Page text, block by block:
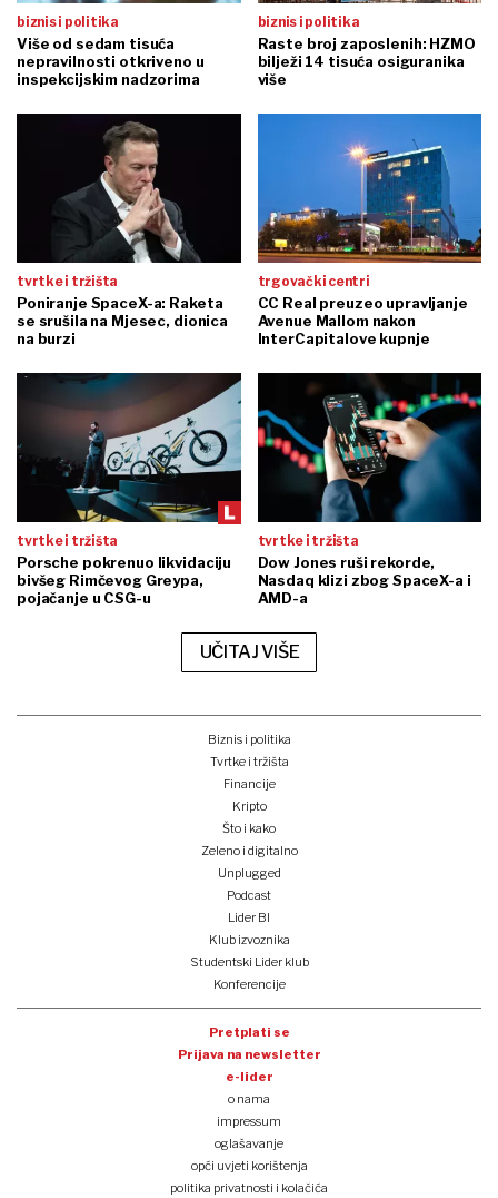
biznis i politika
Više od sedam tisuća
nepravilnosti otkriveno u
inspekcijskim nadzorima
biznis i politika
Raste broj zaposlenih: HZMO
bilježi 14 tisuća osiguranika
više
tvrtke i tržišta
Poniranje SpaceX-a: Raketa
se srušila na Mjesec, dionica
na burzi
trgovački centri
CC Real preuzeo upravljanje
Avenue Mallom nakon
InterCapitalove kupnje
tvrtke i tržišta
Porsche pokrenuo likvidaciju
bivšeg Rimčevog Greypa,
pojačanje u CSG-u
tvrtke i tržišta
Dow Jones ruši rekorde,
Nasdaq klizi zbog SpaceX-a i
AMD-a
UČITAJ VIŠE
Biznis i politika
Tvrtke i tržišta
Financije
Kripto
Što i kako
Zeleno i digitalno
Unplugged
Podcast
Lider BI
Klub izvoznika
Studentski Lider klub
Konferencije
Pretplati se
Prijava na newsletter
e-lider
o nama
impressum
oglašavanje
opći uvjeti korištenja
politika privatnosti i kolačića